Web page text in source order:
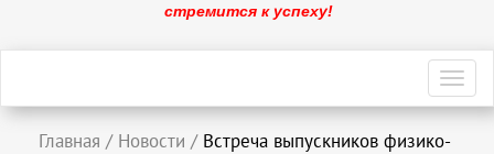
стремится к успеху!
Главная / Новости / Встреча выпускников физико-